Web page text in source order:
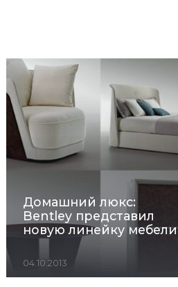
Домашний люкс:
Bentley представил
новую линейку мебели
04.10.2013